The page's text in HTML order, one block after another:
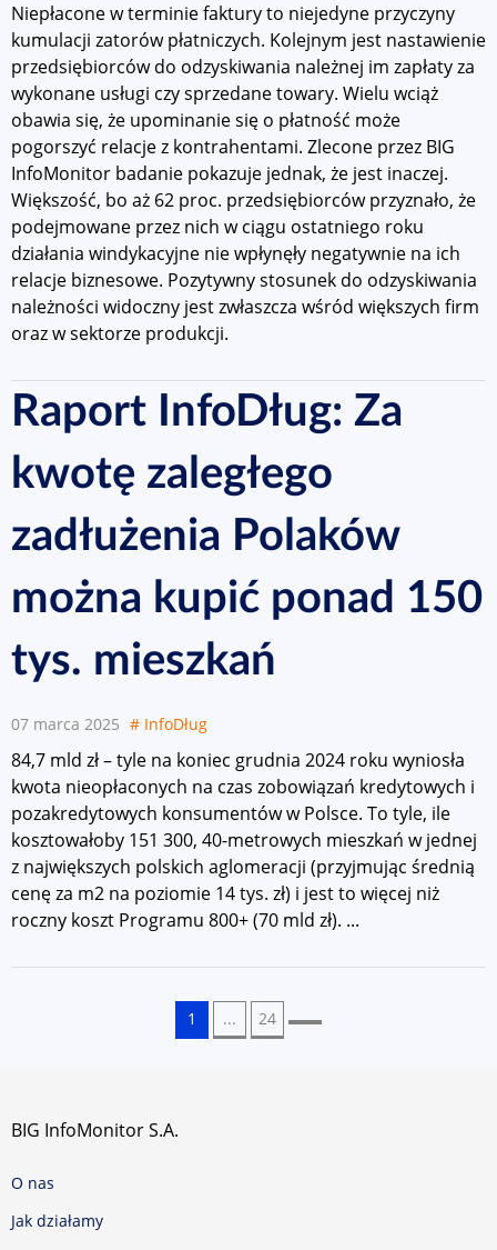
Niepłacone w terminie faktury to niejedyne przyczyny
kumulacji zatorów płatniczych. Kolejnym jest nastawienie
przedsiębiorców do odzyskiwania należnej im zapłaty za
wykonane usługi czy sprzedane towary. Wielu wciąż
obawia się, że upominanie się o płatność może
pogorszyć relacje z kontrahentami. Zlecone przez BIG
InfoMonitor badanie pokazuje jednak, że jest inaczej.
Większość, bo aż 62 proc. przedsiębiorców przyznało, że
podejmowane przez nich w ciągu ostatniego roku
działania windykacyjne nie wpłynęły negatywnie na ich
relacje biznesowe. Pozytywny stosunek do odzyskiwania
należności widoczny jest zwłaszcza wśród większych firm
oraz w sektorze produkcji.
Raport InfoDług: Za
kwotę zaległego
zadłużenia Polaków
można kupić ponad 150
tys. mieszkań
07 marca 2025 # InfoDług
84,7 mld zł – tyle na koniec grudnia 2024 roku wyniosła
kwota nieopłaconych na czas zobowiązań kredytowych i
pozakredytowych konsumentów w Polsce. To tyle, ile
kosztowałoby 151 300, 40-metrowych mieszkań w jednej
z największych polskich aglomeracji (przyjmując średnią
cenę za m2 na poziomie 14 tys. zł) i jest to więcej niż
roczny koszt Programu 800+ (70 mld zł). ...
1 ...
24
BIG InfoMonitor S.A.
O nas
Jak działamy